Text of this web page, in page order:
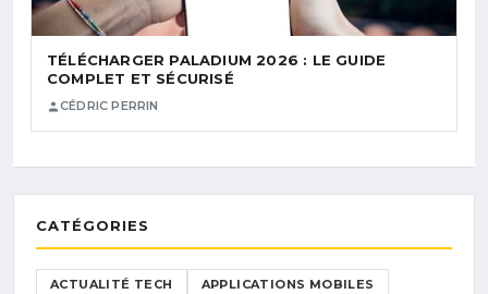
TÉLÉCHARGER PALADIUM 2026 : LE GUIDE
COMPLET ET SÉCURISÉ
CÉDRIC PERRIN
CATÉGORIES
ACTUALITÉ TECH APPLICATIONS MOBILES